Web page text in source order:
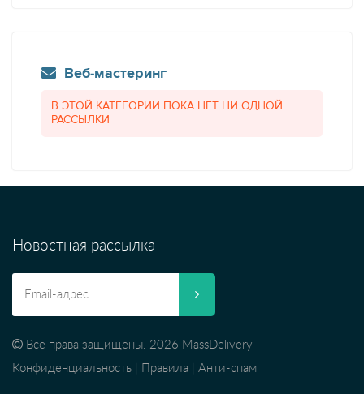
Веб-мастеринг
В ЭТОЙ КАТЕГОРИИ ПОКА НЕТ НИ ОДНОЙ
РАССЫЛКИ
Новостная рассылка
Все права защищены. 2026 MassDelivery
Конфиденциальность
Правила Анти-спам